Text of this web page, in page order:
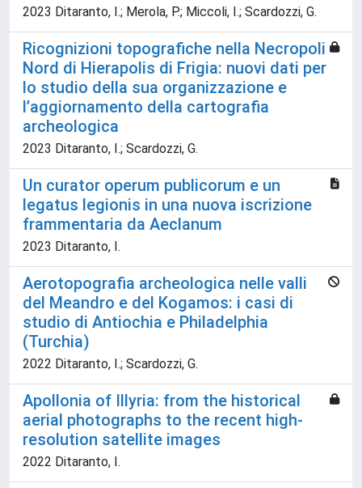
2023 Ditaranto, I.; Merola, P.; Miccoli, I.; Scardozzi, G.
Ricognizioni topografiche nella Necropoli
Nord di Hierapolis di Frigia: nuovi dati per
lo studio della sua organizzazione e
l’aggiornamento della cartografia
archeologica
2023 Ditaranto, I.; Scardozzi, G.
Un curator operum publicorum e un
legatus legionis in una nuova iscrizione
frammentaria da Aeclanum
2023 Ditaranto, I.
Aerotopografia archeologica nelle valli
del Meandro e del Kogamos: i casi di
studio di Antiochia e Philadelphia
(Turchia)
2022 Ditaranto, I.; Scardozzi, G.
Apollonia of Illyria: from the historical
aerial photographs to the recent high-
resolution satellite images
2022 Ditaranto, I.